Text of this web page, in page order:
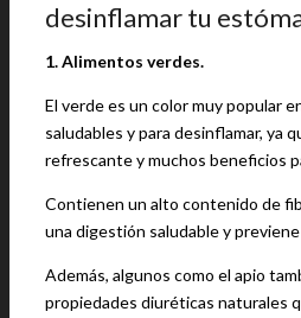
desinflamar tu
1. Alimentos verdes.
El verde es un color muy popular
saludables y para desinflamar, ya
refrescante y muchos beneficios
Contienen un alto contenido de
una digestión saludable y
Además, algunos como el apio
propiedades diuréticas naturales